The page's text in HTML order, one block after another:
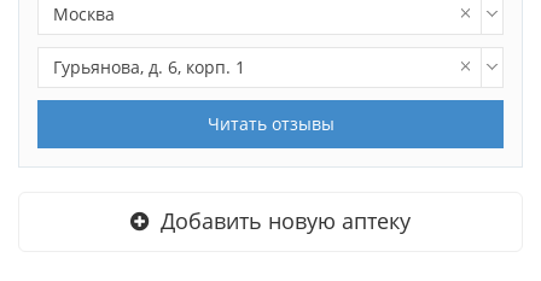
Москва
Гурьянова, д. 6, корп. 1
Читать отзывы
Добавить новую аптеку